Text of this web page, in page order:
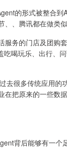
的形式被整合
、腾讯都在做类似
务的门店及团购
喝玩乐、出行、
去很多传统应用的
把原来的一些数
背后能够有一个